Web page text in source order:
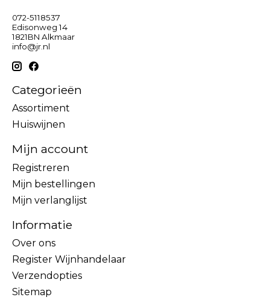
072-5118537
Edisonweg 14
1821BN Alkmaar
info@jr.nl
Categorieën
Assortiment
Huiswijnen
Mijn account
Registreren
Mijn bestellingen
Mijn verlanglijst
Informatie
Over ons
Register Wijnhandelaar
Verzendopties
Sitemap